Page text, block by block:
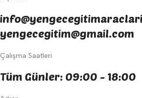
yengecegitim@gmail.com
Çalışma Saatleri
Tüm Günler: 09:00 - 18:00